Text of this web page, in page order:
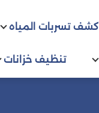
كشف تسربات المياه
تنظيف خزانات